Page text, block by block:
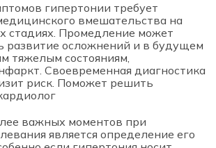
гипертонии требует
вмешательства на
стадиях. Промедление может
развитие осложнений и в будущем
тяжелым состояниям,
Своевременная диагностика
риск. Поможет решить
важных моментов при
является определение его